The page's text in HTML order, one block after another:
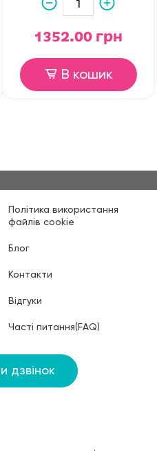
1352.00 грн
В кошик
Політика використання
файлів cookie
Блог
Контакти
Відгуки
Часті питання(FAQ)
дзвінок